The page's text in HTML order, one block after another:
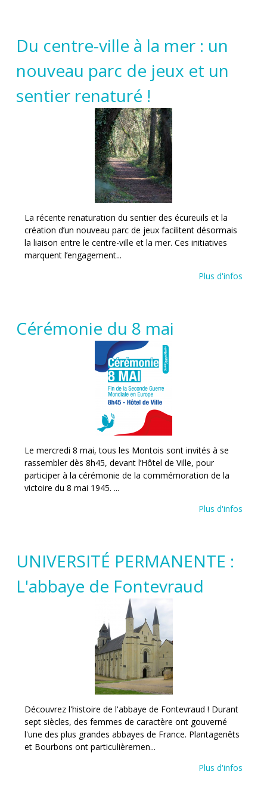
Du centre-ville à la mer : un
nouveau parc de jeux et un
sentier renaturé !
La récente renaturation du sentier des écureuils et la
création d’un nouveau parc de jeux facilitent désormais
la liaison entre le centre-ville et la mer. Ces initiatives
marquent l’engagement...
Plus d'infos
Cérémonie du 8 mai
Le mercredi 8 mai, tous les Montois sont invités à se
rassembler dès 8h45, devant l’Hôtel de Ville, pour
participer à la cérémonie de la commémoration de la
victoire du 8 mai 1945. ...
Plus d'infos
UNIVERSITÉ PERMANENTE :
L'abbaye de Fontevraud
Découvrez l'histoire de l'abbaye de Fontevraud ! Durant
sept siècles, des femmes de caractère ont gouverné
l'une des plus grandes abbayes de France. Plantagenêts
et Bourbons ont particulièremen...
Plus d'infos